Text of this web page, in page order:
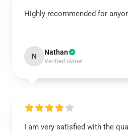
Highly recommended for
N Nathan
Verified owner
I am very satisfied with the